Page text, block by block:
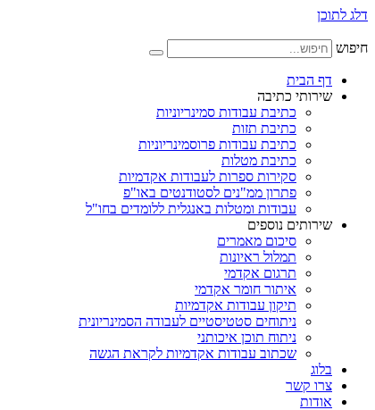
דלג לתוכן
חיפוש
דף הבית
שירותי כתיבה
כתיבת עבודות סמינריוניות
כתיבת תזות
כתיבת עבודות פרוסמינריוניות
כתיבת מטלות
סקירות ספרות לעבודות אקדמיות
פתרון ממ"נים לסטודנטים באו"פ
עבודות ומטלות באנגלית ללומדים בחו"ל
שירותים נוספים
סיכום מאמרים
תמלול ראיונות
תרגום אקדמי
איתור חומר אקדמי
תיקון עבודות אקדמיות
ניתוחים סטטיסטיים לעבודה הסמינריונית
ניתוח תוכן איכותני
שכתוב עבודות אקדמיות לקראת הגשה
בלוג
צרו קשר
אודות